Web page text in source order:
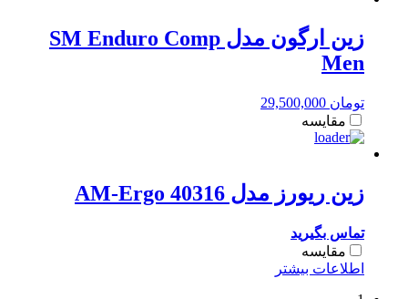
زین ارگون مدل SM Enduro Comp
Men
تومان
مقایسه
زین ریورز مدل AM-Ergo 40316
تماس بگیرید
مقایسه
اطلاعات بیشتر